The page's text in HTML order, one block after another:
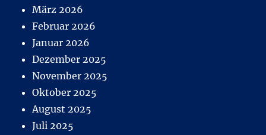
März 2026
Februar 2026
Januar 2026
Dezember 2025
November 2025
Oktober 2025
August 2025
Juli 2025